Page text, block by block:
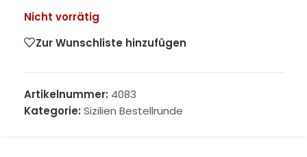
Nicht vorrätig
Zur Wunschliste hinzufügen
Artikelnummer: 4083
Kategorie: Sizilien Bestellrunde